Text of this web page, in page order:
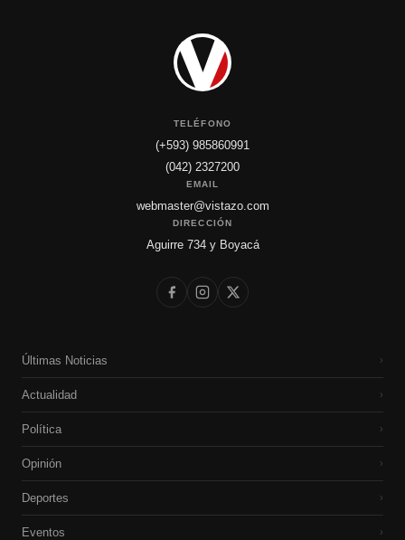
TELÉFONO
(+593) 985860991
(042) 2327200
EMAIL
webmaster@vistazo.com
DIRECCIÓN
Aguirre 734 y Boyacá
Últimas Noticias ›
Actualidad ›
Política ›
Opinión ›
Deportes ›
Eventos ›